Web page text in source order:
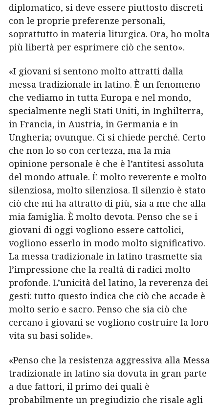
diplomatico, si deve essere piuttosto discreti
con le proprie preferenze personali,
soprattutto in materia liturgica. Ora, ho molta
più libertà per esprimere ciò che sento».
«I giovani si sentono molto attratti dalla
messa tradizionale in latino. È un fenomeno
che vediamo in tutta Europa e nel mondo,
specialmente negli Stati Uniti, in Inghilterra,
in Francia, in Austria, in Germania e in
Ungheria; ovunque. Ci si chiede perché. Certo
che non lo so con certezza, ma la mia
opinione personale è che è l’antitesi assoluta
del mondo attuale. È molto reverente e molto
silenziosa, molto silenziosa. Il silenzio è stato
ciò che mi ha attratto di più, sia a me che alla
mia famiglia. È molto devota. Penso che se i
giovani di oggi vogliono essere cattolici,
vogliono esserlo in modo molto significativo.
La messa tradizionale in latino trasmette sia
l’impressione che la realtà di radici molto
profonde. L’unicità del latino, la reverenza dei
gesti: tutto questo indica che ciò che accade è
molto serio e sacro. Penso che sia ciò che
cercano i giovani se vogliono costruire la loro
vita su basi solide».
«Penso che la resistenza aggressiva alla Messa
tradizionale in latino sia dovuta in gran parte
a due fattori, il primo dei quali è
probabilmente un pregiudizio che risale agli